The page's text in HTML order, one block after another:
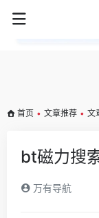
首页 • 文章推荐 • 文
bt磁力搜
万有导航